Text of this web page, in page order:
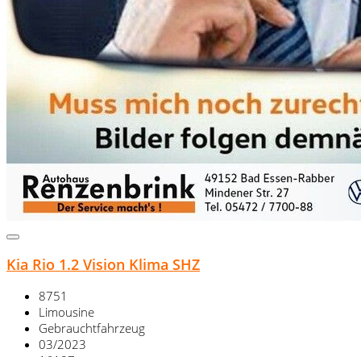
Kia Rio 1.2 Vision Klima SHZ
8751
Limousine
Gebrauchtfahrzeug
03/2023